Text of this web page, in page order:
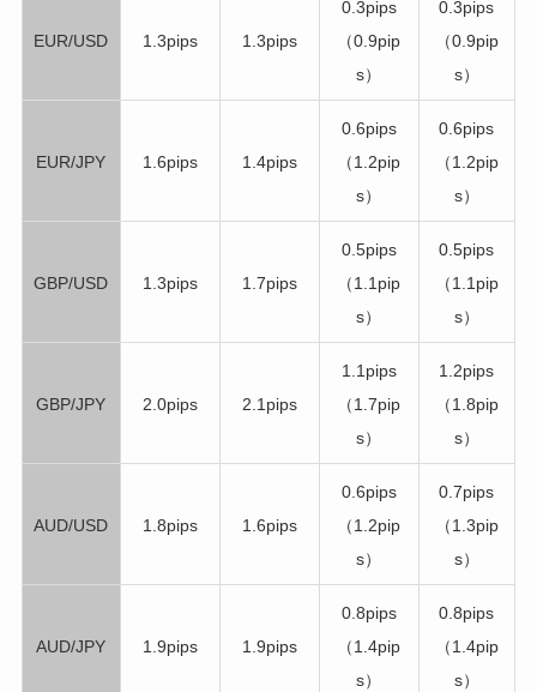
EUR/USD 1.3pips 1.3pips
0.3pips
（0.9pip
s）
0.3pips
（0.9pip
s）
EUR/JPY 1.6pips 1.4pips
0.6pips
（1.2pip
s）
0.6pips
（1.2pip
s）
GBP/USD 1.3pips 1.7pips
0.5pips
（1.1pip
s）
0.5pips
（1.1pip
s）
GBP/JPY 2.0pips 2.1pips
1.1pips
（1.7pip
s）
1.2pips
（1.8pip
s）
AUD/USD 1.8pips 1.6pips
0.6pips
（1.2pip
s）
0.7pips
（1.3pip
s）
AUD/JPY 1.9pips 1.9pips
0.8pips
（1.4pip
s）
0.8pips
（1.4pip
s）